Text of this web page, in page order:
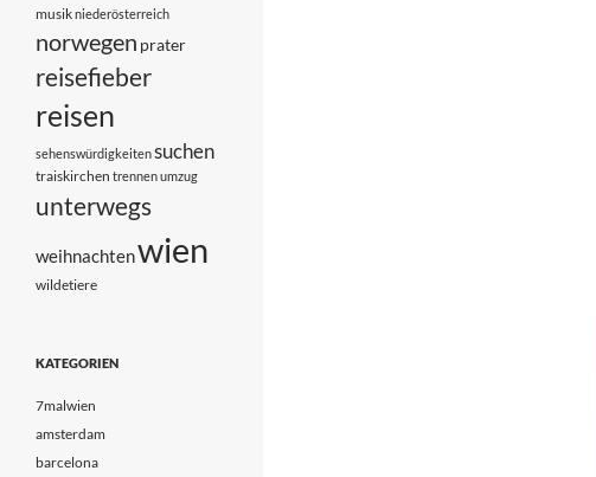
musikniederösterreich
norwegen prater
reisefieber
reisen
sehenswürdigkeitensuchen
traiskirchen trennenumzug
unterwegs
weihnachtenwien
wildetiere
KATEGORIEN
7malwien
amsterdam
barcelona